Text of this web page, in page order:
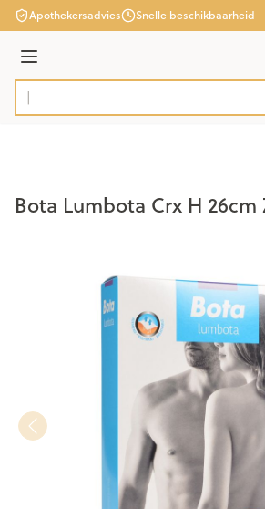
Ga naar de inhoud
Apothekersadvies Snelle beschikbaarheid
Menu
Product, merk, categorie...
Bota Lumbota Crx H